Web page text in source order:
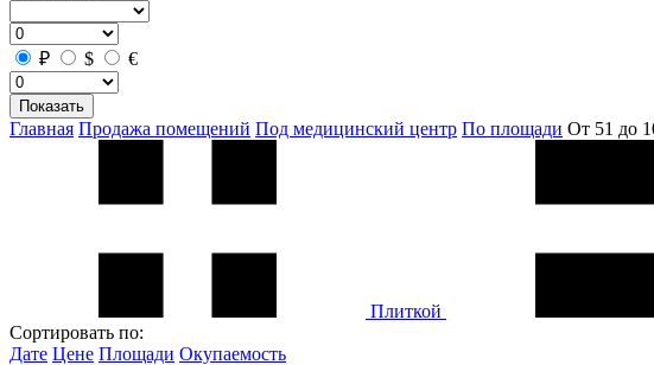
₽ $ €
Показать
Главная Продажа помещений Под медицинский центр По площади От 51 до
Плиткой
Сортировать по:
Дате Цене Площади Окупаемость